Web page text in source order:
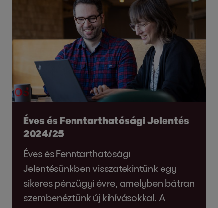
Éves és Fenntarthatósági Jelentés
2024/25
Éves és Fenntarthatósági
Jelentésünkben visszatekintünk egy
sikeres pénzügyi évre, amelyben bátran
szembenéztünk új kihívásokkal. A